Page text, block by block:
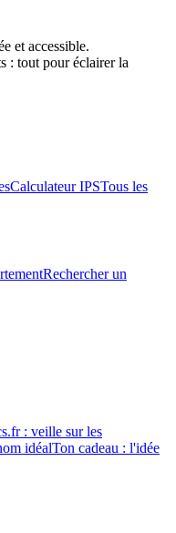
et accessible.
: tout pour éclairer la
Calculateur IPSTous les
Rechercher un
: veille sur les
idéalTon cadeau : l'idée